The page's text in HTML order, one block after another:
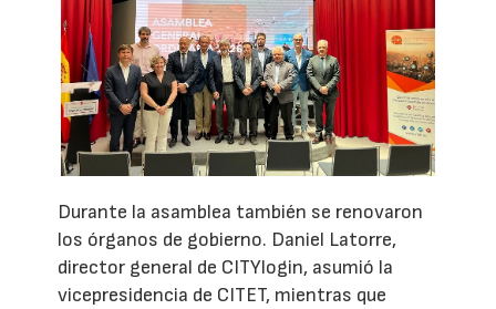
Durante la asamblea también se renovaron
los órganos de gobierno. Daniel Latorre,
director general de CITYlogin, asumió la
vicepresidencia de CITET, mientras que